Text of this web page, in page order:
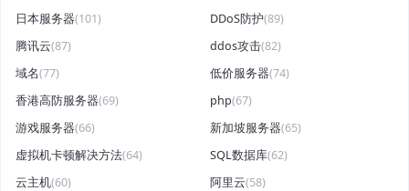
日本服务器(101) DDoS防护(89)
腾讯云(87) ddos攻击(82)
域名(77) 低价服务器(74)
香港高防服务器(69) php(67)
游戏服务器(66) 新加坡服务器(65)
虚拟机卡顿解决方法(64) SQL数据库(62)
云主机(60) 阿里云(58)